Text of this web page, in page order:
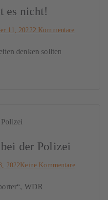
es nicht!
11, 20222 Kommentare
denken sollten
der Polizei
2022 Keine Kommentare
WDR